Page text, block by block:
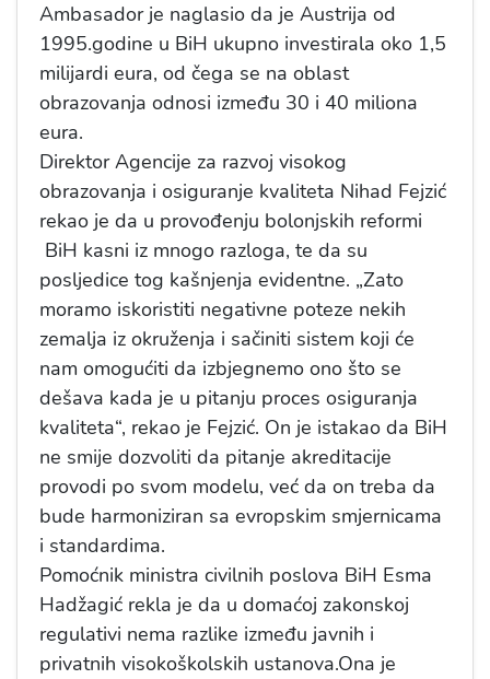
Ambasador je naglasio da je Austrija od
1995.godine u BiH ukupno investirala oko 1,5
milijardi eura, od čega se na oblast
obrazovanja odnosi između 30 i 40 miliona
eura.
Direktor Agencije za razvoj visokog
obrazovanja i osiguranje kvaliteta Nihad Fejzić
rekao je da u provođenju bolonjskih reformi
BiH kasni iz mnogo razloga, te da su
posljedice tog kašnjenja evidentne. „Zato
moramo iskoristiti negativne poteze nekih
zemalja iz okruženja i sačiniti sistem koji će
nam omogućiti da izbjegnemo ono što se
dešava kada je u pitanju proces osiguranja
kvaliteta“, rekao je Fejzić. On je istakao da BiH
ne smije dozvoliti da pitanje akreditacije
provodi po svom modelu, već da on treba da
bude harmoniziran sa evropskim smjernicama
i standardima.
Pomoćnik ministra civilnih poslova BiH Esma
Hadžagić rekla je da u domaćoj zakonskoj
regulativi nema razlike između javnih i
privatnih visokoškolskih ustanova.Ona je